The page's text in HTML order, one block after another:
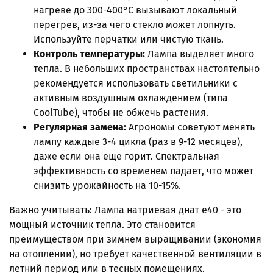
нагреве до 300-400°C вызывают локальный
перегрев, из-за чего стекло может лопнуть.
Используйте перчатки или чистую ткань.
Контроль температуры: Лампа выделяет много
тепла. В небольших пространствах настоятельно
рекомендуется использовать светильники с
активным воздушным охлаждением (типа
CoolTube), чтобы не обжечь растения.
Регулярная замена: Агрономы советуют менять
лампу каждые 3-4 цикла (раз в 9-12 месяцев),
даже если она еще горит. Спектральная
эффективность со временем падает, что может
снизить урожайность на 10-15%.
Важно учитывать: Лампа натриевая днат е40 - это
мощный источник тепла. Это становится
преимуществом при зимнем выращивании (экономия
на отоплении), но требует качественной вентиляции в
летний период или в тесных помещениях.